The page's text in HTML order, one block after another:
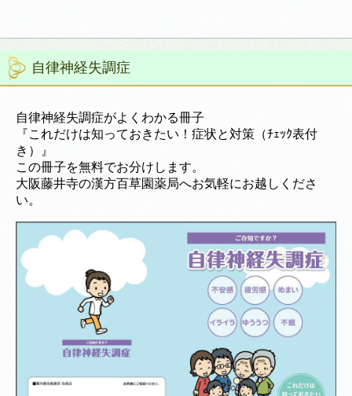
自律神経失調症
自律神経失調症がよくわかる冊子
『これだけは知っておきたい！症状と対策（ﾁｪｯｸ表付
き）』
この冊子を無料でお分けします。
大阪藤井寺の漢方百草園薬局へお気軽にお越しくださ
い。